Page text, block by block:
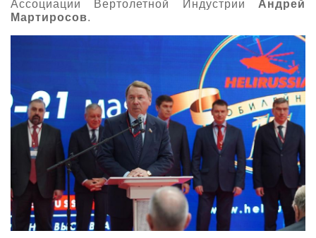
Ассоциации Вертолетной Индустрии Андрей
Мартиросов.